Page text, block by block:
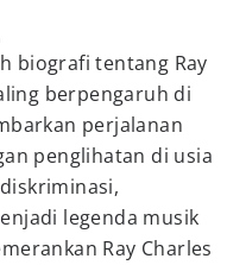
biografi tentang Ray
berpengaruh di
perjalanan
penglihatan di usia
legenda musik
Ray Charles